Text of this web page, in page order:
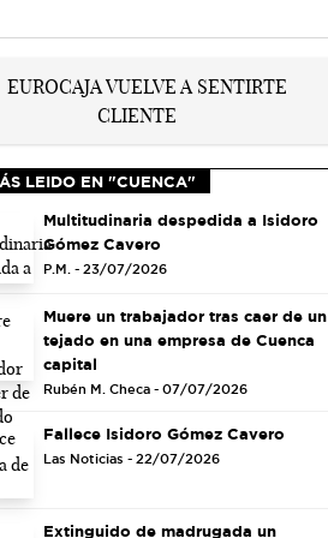
LEIDO EN "CUENCA"
Multitudinaria despedida a Isidoro
Gómez Cavero
P.M. - 23/07/2026
Muere un trabajador tras caer de un
tejado en una empresa de Cuenca
capital
Rubén M. Checa - 07/07/2026
Fallece Isidoro Gómez Cavero
Las Noticias - 22/07/2026
Extinguido de madrugada un